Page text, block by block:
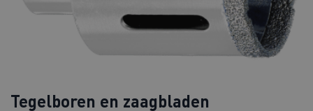
Tegelboren en zaagbladen